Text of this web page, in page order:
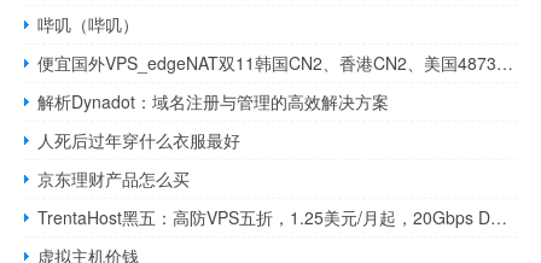
哔叽（哔叽）
便宜国外VPS_edgeNAT双11韩国CN2、香港CN2、美国4873线路VPS全场6折360元/年起
解析Dynadot：域名注册与管理的高效解决方案
人死后过年穿什么衣服最好
京东理财产品怎么买
TrentaHost黑五：高防VPS五折，1.25美元/月起，20Gbps DDoS防护
虚拟主机价钱